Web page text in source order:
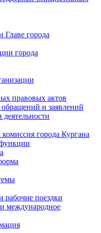
города
города
правовых актов
и заявлений
города Кургана
поездки
международное